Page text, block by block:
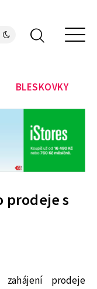
BLESKOVKY
prodeje s
zahájení prodeje